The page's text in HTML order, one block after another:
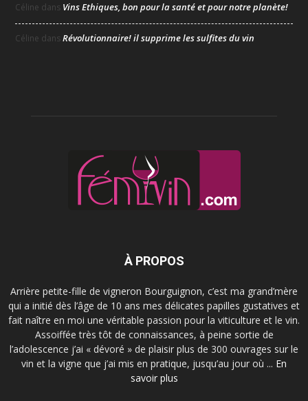
Céline dans Vins Ethiques, bon pour la santé et pour notre planète!
Céline dansRévolutionnaire! il supprime les sulfites du vin
À PROPOS
Arrière petite-fille de vigneron Bourguignon, c’est ma grand’mère
qui a initié dès l’âge de 10 ans mes délicates papilles gustatives et
fait naître en moi une véritable passion pour la viticulture et le vin.
Assoiffée très tôt de connaissances, à peine sortie de
l’adolescence j’ai « dévoré » de plaisir plus de 300 ouvrages sur le
vin et la vigne que j’ai mis en pratique, jusqu’au jour où ... En
savoir plus